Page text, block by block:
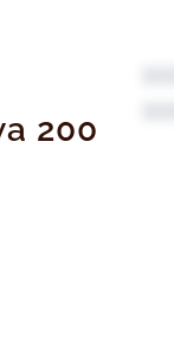
200